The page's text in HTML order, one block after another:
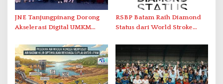
JNE Tanjungpinang Dorong
Akselerasi Digital UMKM
2026
RSBP Batam Raih Diamond
Status dari World Stroke
Berstandar Internasional